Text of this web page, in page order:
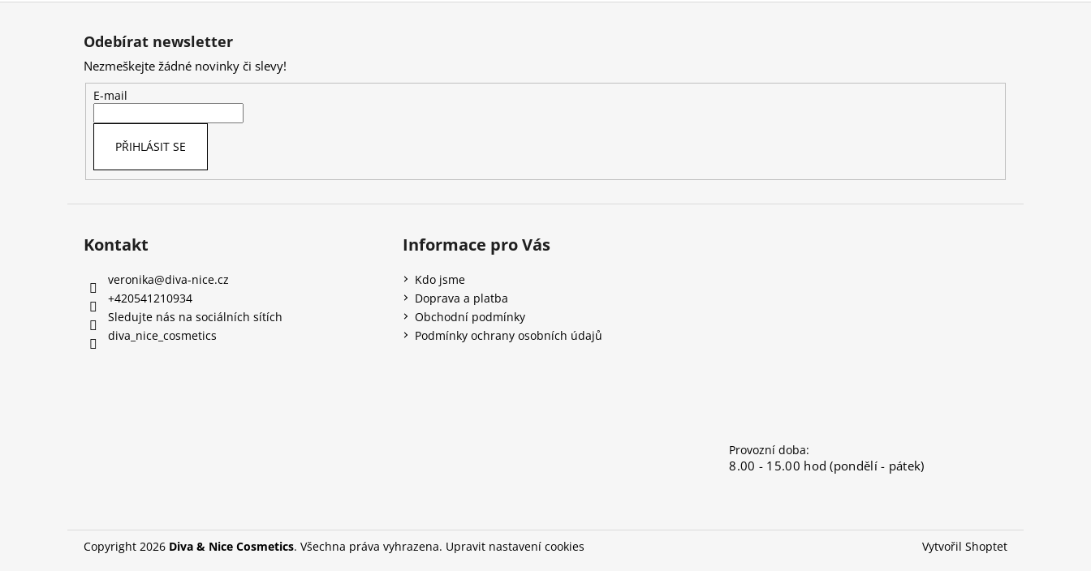
Odebírat newsletter
Nezmeškejte žádné novinky či slevy!
E-mail
PŘIHLÁSIT SE
Kontakt
veronika@diva-nice.cz
+420541210934
Sledujte nás na sociálních sítích
diva_nice_cosmetics
Informace pro Vás
Kdo jsme
Doprava a platba
Obchodní podmínky
Podmínky ochrany osobních údajů
Provozní doba:
8.00 - 15.00 hod (pondělí - pátek)
Vytvořil Shoptet
Copyright 2026 Diva & Nice Cosmetics. Všechna práva vyhrazena. Upravit nastavení cookies